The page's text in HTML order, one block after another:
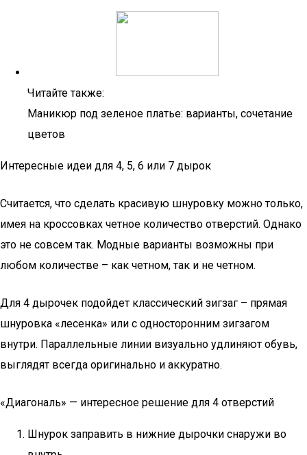
Читайте также:
Маникюр под зеленое платье: варианты, сочетание
цветов
Интересные идеи для 4, 5, 6 или 7 дырок
Считается, что сделать красивую шнуровку можно только,
имея на кроссовках четное количество отверстий. Однако
это не совсем так. Модные варианты возможны при
любом количестве – как четном, так и не четном.
Для 4 дырочек подойдет классический зигзаг – прямая
шнуровка «лесенка» или с односторонним зигзагом
внутри. Параллельные линии визуально удлиняют обувь,
выглядят всегда оригинально и аккуратно.
«Диагональ» — интересное решение для 4 отверстий
Шнурок заправить в нижние дырочки снаружи во